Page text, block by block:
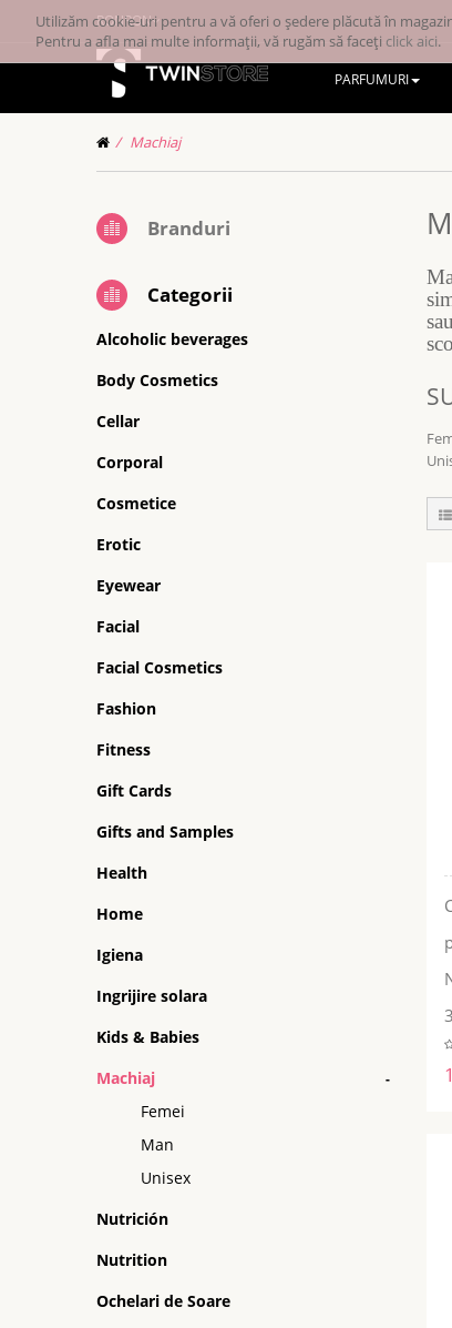
RONRON
PARFUMURI
Machiaj
Branduri
Categorii
Alcoholic beverages
Body Cosmetics
Cellar
Corporal
Cosmetice
Erotic
Eyewear
Facial
Facial Cosmetics
Fashion
Fitness
Gift Cards
Gifts and Samples
Health
Home
Igiena
Ingrijire solara
Kids & Babies
Machiaj
-
Femei
Man
Unisex
Nutrición
Nutrition
Ochelari de Soare
Utilizăm cookie-uri pentru a vă oferi o ședere plăcută în
Pentru a afla mai multe informații, vă rugăm să faceți click aici.